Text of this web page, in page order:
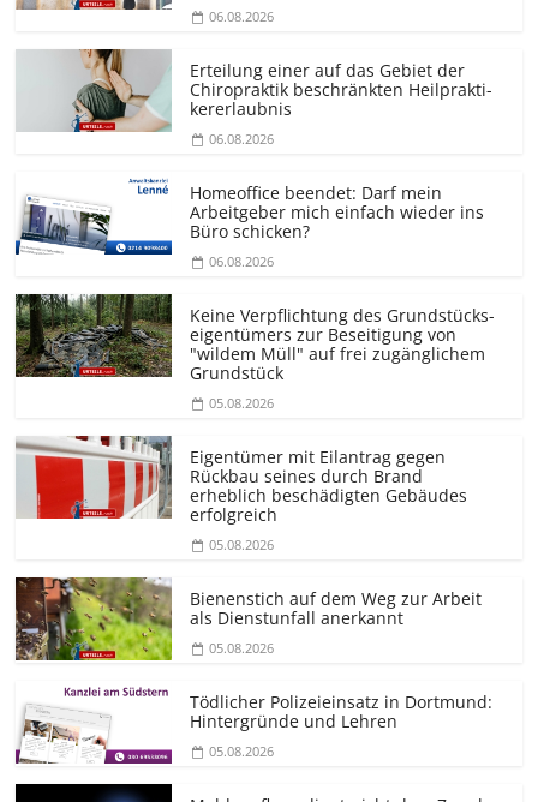
06.08.2026
Erteilung einer auf das Gebiet der
Chiropraktik beschränkten Heilprakti­
kererlaubnis
06.08.2026
Homeoffice beendet: Darf mein
Arbeitgeber mich einfach wieder ins
Büro schicken?
06.08.2026
Keine Verpflichtung des Grundstücks­
eigentümers zur Beseitigung von
"wildem Müll" auf frei zugänglichem
Grundstück
05.08.2026
Eigentümer mit Eilantrag gegen
Rückbau seines durch Brand
erheblich beschädigten Gebäudes
erfolgreich
05.08.2026
Bienenstich auf dem Weg zur Arbeit
als Dienstunfall anerkannt
05.08.2026
Tödlicher Polizeieinsatz in Dortmund:
Hintergründe und Lehren
05.08.2026